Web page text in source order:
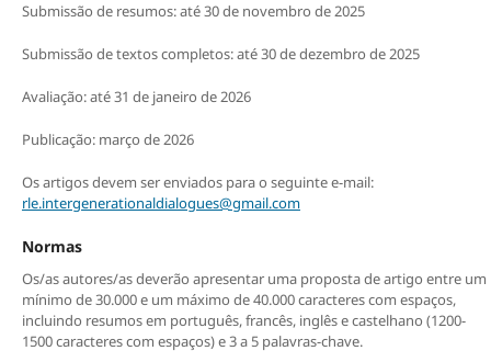
Submissão de resumos: até 30 de novembro de 2025
Submissão de textos completos: até 30 de dezembro de 2025
Avaliação: até 31 de janeiro de 2026
Publicação: março de 2026
Os artigos devem ser enviados para o seguinte e-mail:
rle.intergenerationaldialogues@gmail.com
Normas
Os/as autores/as deverão apresentar uma proposta de artigo entre um
mínimo de 30.000 e um máximo de 40.000 caracteres com espaços,
incluindo resumos em português, francês, inglês e castelhano (1200-
1500 caracteres com espaços) e 3 a 5 palavras-chave.